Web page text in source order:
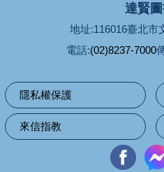
達賢
地址:116016臺北市
電話:(02)8237-7000
隱私權保護
來信指教